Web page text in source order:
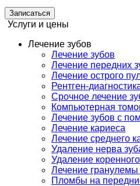
Записаться
Услуги и цены
Лечение зубов
Лечение зубов
Лечение передних
Лечение острого
Рентген-
Срочное лечение
Компьютерная
Лечение зубов с
Лечение кариеса
Лечение среднего
Удаление нерва
Удаление
Лечение гранулемы
Пломбы на